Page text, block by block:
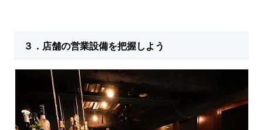
３．店舗の営業設備を把握しよう